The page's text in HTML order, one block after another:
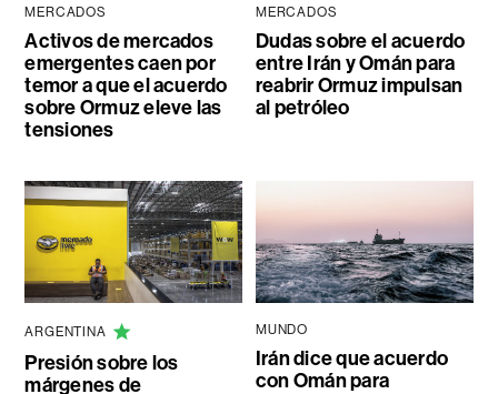
MERCADOS
Activos de mercados
emergentes caen por
temor a que el acuerdo
sobre Ormuz eleve las
tensiones
MERCADOS
Dudas sobre el acuerdo
entre Irán y Omán para
reabrir Ormuz impulsan
al petróleo
ARGENTINA
Presión sobre los
márgenes de
MUNDO
Irán dice que acuerdo
con Omán para